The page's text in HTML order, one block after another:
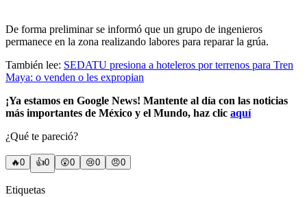
De forma preliminar se informó que un grupo de ingenieros
permanece en la zona realizando labores para reparar la grúa.
También lee: SEDATU presiona a hoteleros por terrenos para Tren
Maya: o venden o les expropian
¡Ya estamos en Google News! Mantente al día con las noticias
más importantes de México y el Mundo, haz clic aquí
¿Qué te pareció?
🔥0 👍0 😲0 😢0 😠0
Etiquetas